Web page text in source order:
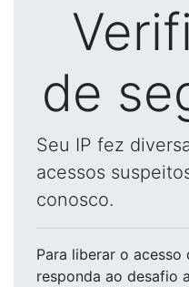
de
Seu IP fez
acessos
conosco.
Para liberar o acesso
responda ao desafio